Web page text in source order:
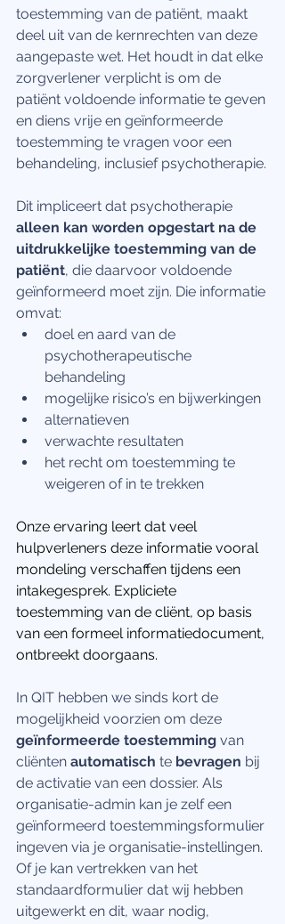
toestemming van de patiënt, maakt
deel uit van de kernrechten van deze
aangepaste wet. Het houdt in dat elke
zorgverlener verplicht is om de
patiënt voldoende informatie te geven
en diens vrije en geïnformeerde
toestemming te vragen voor een
behandeling, inclusief psychotherapie.
Dit impliceert dat psychotherapie
alleen kan worden opgestart na de
uitdrukkelijke toestemming van de
patiënt, die daarvoor voldoende
geïnformeerd moet zijn. Die informatie
omvat:
doel en aard van de
psychotherapeutische
behandeling
mogelijke risico’s en bijwerkingen
alternatieven
verwachte resultaten
het recht om toestemming te
weigeren of in te trekken
Onze ervaring leert dat veel
hulpverleners deze informatie vooral
mondeling verschaffen tijdens een
intakegesprek. Expliciete
toestemming van de cliënt, op basis
van een formeel informatiedocument,
ontbreekt doorgaans.
In QIT hebben we sinds kort de
mogelijkheid voorzien om deze
geïnformeerde toestemming van
cliënten automatisch te bevragen bij
de activatie van een dossier. Als
organisatie-admin kan je zelf een
geïnformeerd toestemmingsformulier
ingeven via je organisatie-instellingen.
Of je kan vertrekken van het
standaardformulier dat wij hebben
uitgewerkt en dit, waar nodig,